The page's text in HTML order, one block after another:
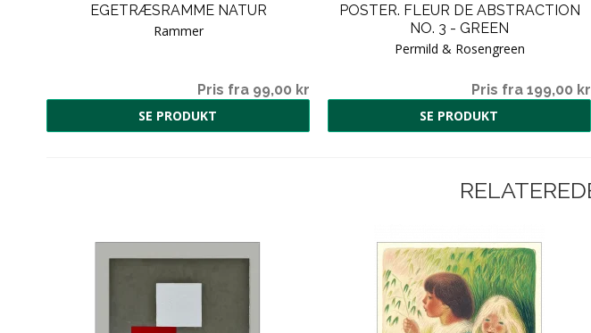
EGETRÆSRAMME NATUR
Rammer
Pris fra 99,00 kr
SE PRODUKT
POSTER. FLEUR DE ABSTRACTION
NO. 3 - GREEN
Permild & Rosengreen
Pris fra 199,00 kr
SE PRODUKT